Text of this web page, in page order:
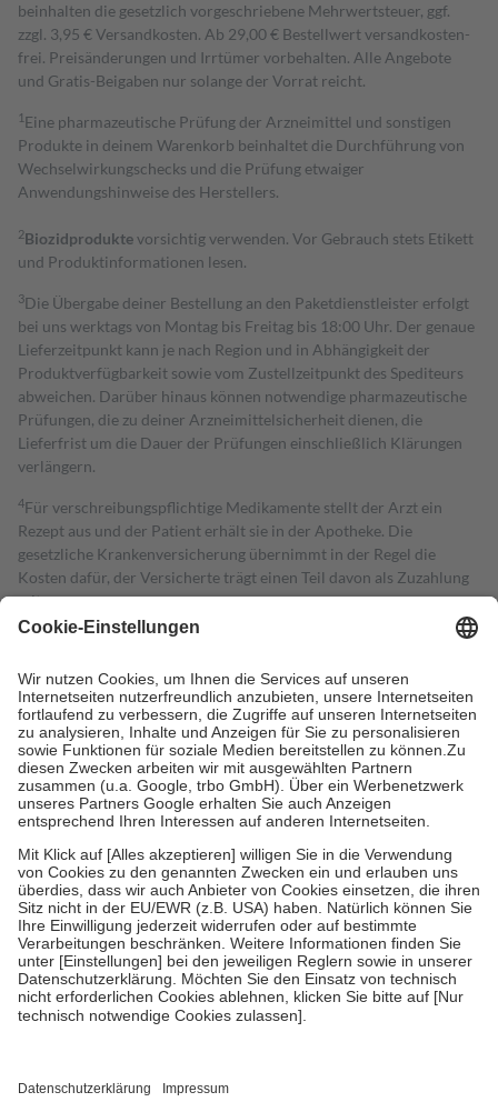
beinhalten die gesetzlich vorgeschriebene Mehrwertsteuer, ggf.
zzgl. 3,95 € Versandkosten. Ab 29,00 € Bestell­wert versand­kosten­
frei. Preisänderungen und Irrtümer vorbehalten. Alle Angebote
und Gratis-Beigaben nur solange der Vorrat reicht.
1 Eine pharmazeutische Prüfung der Arzneimittel und sonstigen
Produkte in deinem Warenkorb beinhaltet die Durchführung von
Wechselwirkungschecks und die Prüfung etwaiger
Anwendungshinweise des Herstellers.
2Biozidproduktevorsichtig verwenden. Vor Gebrauch stets Etikett
und Produktinformationen lesen.
3Die Übergabe deiner Bestellung an den Paketdienstleister erfolgt
bei uns werktags von Montag bis Freitag bis 18:00 Uhr. Der genaue
Lieferzeitpunkt kann je nach Region und in Abhängigkeit der
Produktverfügbarkeit sowie vom Zustellzeitpunkt des Spediteurs
abweichen. Darüber hinaus können notwendige pharmazeutische
Prüfungen, die zu deiner Arzneimittelsicherheit dienen, die
Lieferfrist um die Dauer der Prüfungen einschließlich Klärungen
verlängern.
4Für verschreibungspflichtige Medikamente stellt der Arzt ein
Rezept aus und der Patient erhält sie in der Apotheke. Die
gesetzliche Krankenversicherung übernimmt in der Regel die
Kosten dafür, der Versicherte trägt einen Teil davon als Zuzahlung
mit.
Grundsätzlich leisten Mitglieder Zuzahlungen in Höhe von zehn
höchstens zehn Euro.
Es sind jedoch nie mehr als die tatsächlichen
Kosten der Leistung zu entrichten.
Diese Regeln gelten grundsätzlich auch für Online-Apotheken.
Bei Heilmitteln und häuslicher Krankenpflege beträgt die
Zuzahlung zehn Prozent der Kosten sowie zehn Euro je
Verordnung.
Um das Engagement der Versicherten für ihre eigene Gesundheit zu
stärken und die besondere Stellung der Familie zu unterstützen,
fallenkeine Zuzahlungenan bei:
• Kindern und Jugendlichen bis zum vollendeten 18. Lebensjahr
mit Ausnahme der Fahrkosten
• Untersuchungen zur Vorsorge und Früherkennung, die von der
GKV getragen werden
• empfohlenen Schutzimpfungen
• Harn- und Blutteststreifen
getroffen, um sicherzustellen, dass es sich um echte Bewertungen